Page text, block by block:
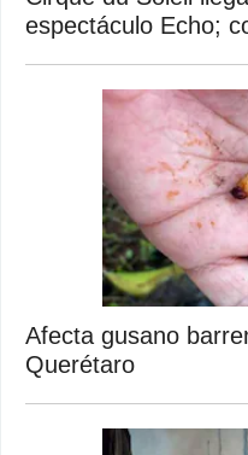
espectáculo Echo;
Afecta gusano
Querétaro